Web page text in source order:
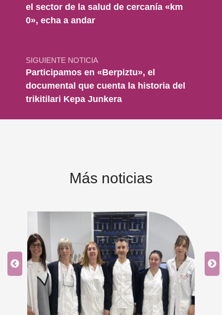
el sector de la salud de cercanía «km
0», echa a andar
SIGUIENTE NOTICIA
Participamos en «Berpiztu», el
documental que cuenta la historia del
trikitilari Kepa Junkera
Más noticias